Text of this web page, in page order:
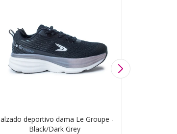
deportivo dama Le Groupe -
Black/Dark Grey